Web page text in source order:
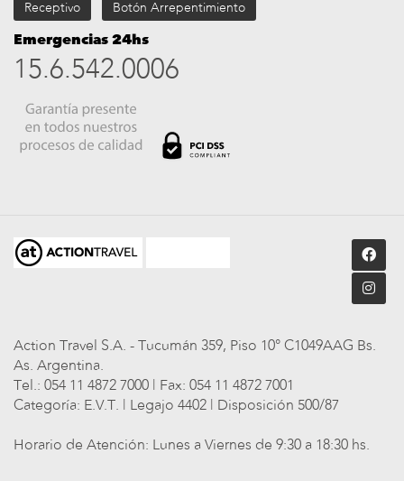
Receptivo Botón Arrepentimiento
Emergencias 24hs
15.6.542.0006
Action Travel S.A. - Tucumán 359, Piso 10° C1049AAG Bs.
As. Argentina.
Tel.: 054 11 4872 7000 | Fax: 054 11 4872 7001
Categoría: E.V.T. | Legajo 4402 | Disposición 500/87
Horario de Atención: Lunes a Viernes de 9:30 a 18:30 hs.